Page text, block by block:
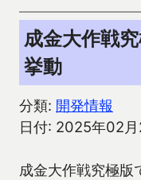
成金大作戦
挙動
分類: 開発情報
日付: 2025年02
成金大作戦究極版